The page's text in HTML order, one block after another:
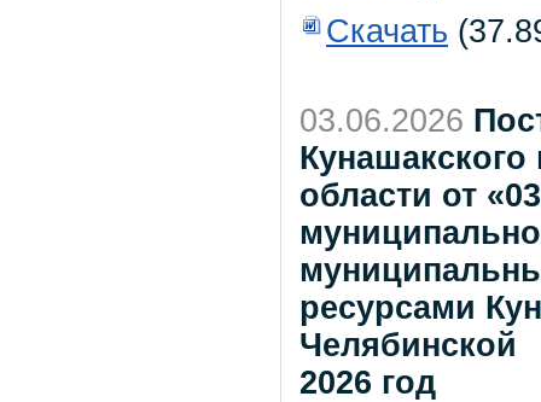
Скачать
03.06.2026
области от
ресурсами
Челябинской
2026 год